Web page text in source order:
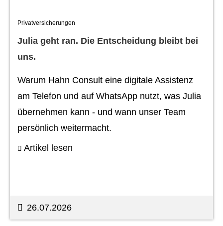
Privatversicherungen
Julia geht ran. Die Entscheidung bleibt bei
uns.
Warum Hahn Consult eine digitale Assistenz
am Telefon und auf WhatsApp nutzt, was Julia
übernehmen kann - und wann unser Team
persönlich weitermacht.
Artikel lesen
26.07.2026